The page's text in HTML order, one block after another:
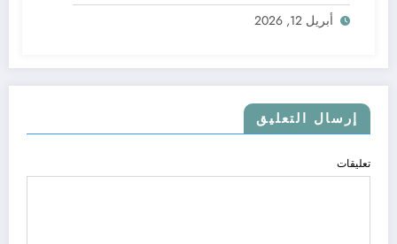
أبريل 12, 2026
إرسال التعليق
تعليقات